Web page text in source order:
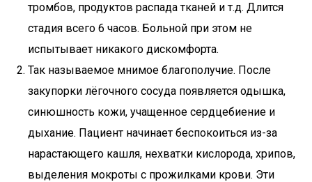
тромбов, продуктов распада тканей и т.д. Длится
стадия всего 6 часов. Больной при этом не
испытывает никакого дискомфорта.
Так называемое мнимое благополучие. После
закупорки лёгочного сосуда появляется одышка,
синюшность кожи, учащенное сердцебиение и
дыхание. Пациент начинает беспокоиться из-за
нарастающего кашля, нехватки кислорода, хрипов,
выделения мокроты с прожилками крови. Эти